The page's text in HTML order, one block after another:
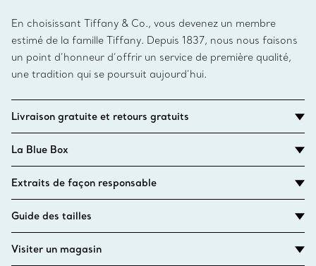
En choisissant Tiffany & Co., vous devenez un membre
estimé de la famille Tiffany. Depuis 1837, nous nous faisons
un point d’honneur d’offrir un service de première qualité,
une tradition qui se poursuit aujourd’hui.
Livraison gratuite et retours gratuits
La Blue Box
Extraits de façon responsable
Guide des tailles
Visiter un magasin